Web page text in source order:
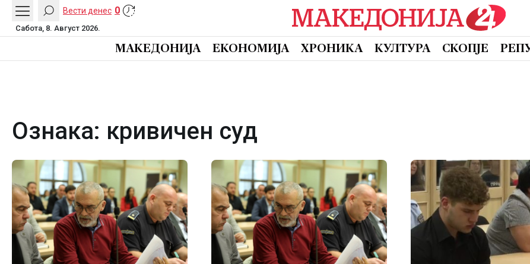
Вести денес 0
Сабота, 8. Август 2026.
МАКЕДОНИЈА ЕКОНОМИЈА ХРОНИКА КУЛТУРА СКОПЈЕ
Ознака: кривичен суд